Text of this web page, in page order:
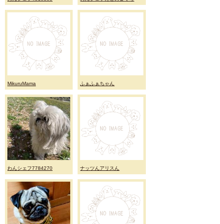
MikuruMama ふぁふぁちゃん
わんシェフ7784270 ナッツんアリスん